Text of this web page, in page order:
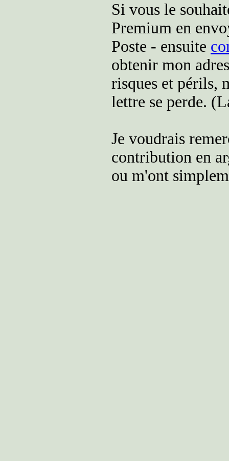
Si vous le
Premium en
Poste - ensuite
obtenir mon
risques et périls,
lettre se perde.
Je voudrais
contribution en
ou m'ont